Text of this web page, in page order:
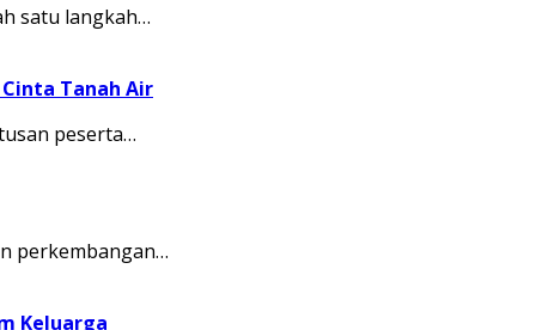
satu langkah…
Tanah Air
peserta…
perkembangan…
Keluarga